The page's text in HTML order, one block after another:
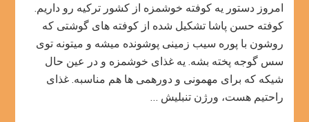
حسن
پاشا
امروز دستور یه کوفته خوشمزه از کشور ترکیه رو داریم.
کوفته حسن پاشا تشکیل شده از کوفته های گوشتی که
روشون با پوره سیب زمینی پوشونده میشه و میتونه توی
سس گوجه پخته بشه. یه غذای خوشمزه و در عین حال
شیکه که برای مهمونی و دورهمی ها هم مناسبه. غذای
راحتیم هست، ورژن تنبلیش …